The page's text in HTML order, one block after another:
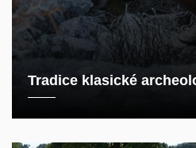
Tradice klasické